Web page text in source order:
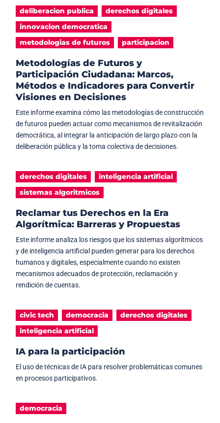
deliberacion publica
derechos digitales
innovacion democratica
metodologias de futuros
participacion
Metodologías de Futuros y
Participación Ciudadana: Marcos,
Métodos e Indicadores para Convertir
Visiones en Decisiones
Este informe examina cómo las metodologías de construcción
de futuros pueden actuar como mecanismos de revitalización
democrática, al integrar la anticipación de largo plazo con la
deliberación pública y la toma colectiva de decisiones.
derechos digitales
inteligencia artificial
sistemas algoritmicos
Reclamar tus Derechos en la Era
Algorítmica: Barreras y Propuestas
Este informe analiza los riesgos que los sistemas algorítmicos
y de inteligencia artificial pueden generar para los derechos
humanos y digitales, especialmente cuando no existen
mecanismos adecuados de protección, reclamación y
rendición de cuentas.
civic tech democracia
derechos digitales
inteligencia artificial
IA para la participación
El uso de técnicas de IA para resolver problemáticas comunes
en procesos participativos.
democracia